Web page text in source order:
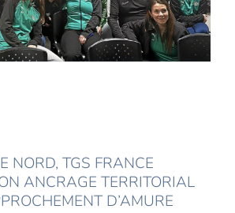
NORD, TGS FRANCE
ANCRAGE TERRITORIAL
D’AMURE